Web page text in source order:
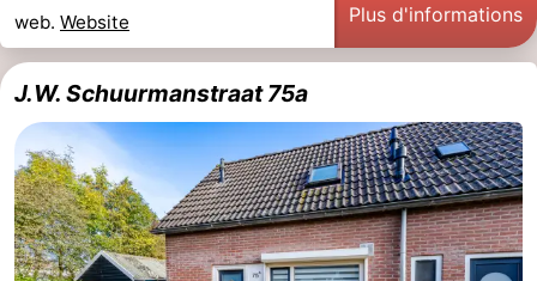
web. Website Plus d'informations
J.W. Schuurmanstraat 75a